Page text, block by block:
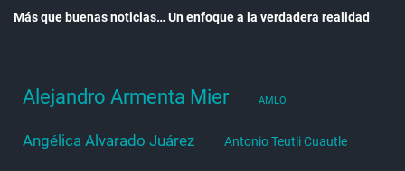
Más que buenas noticias… Un enfoque a la verdadera realidad
Alejandro Armenta Mier AMLO
Angélica Alvarado Juárez Antonio Teutli Cuautle